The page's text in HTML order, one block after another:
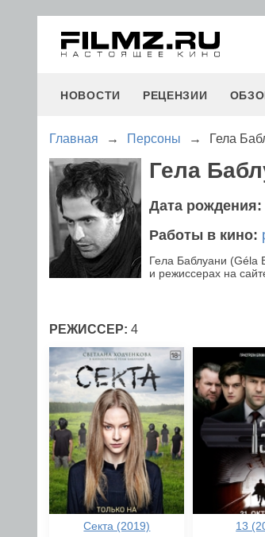
НОВОСТИ РЕЦЕНЗИИ
Главная → Персоны → Гела
Гела
Дата рождения:
Работы в кино:
Гела Баблуани
и режиссерах на
РЕЖИССЕР: 4
Секта (2019) 13